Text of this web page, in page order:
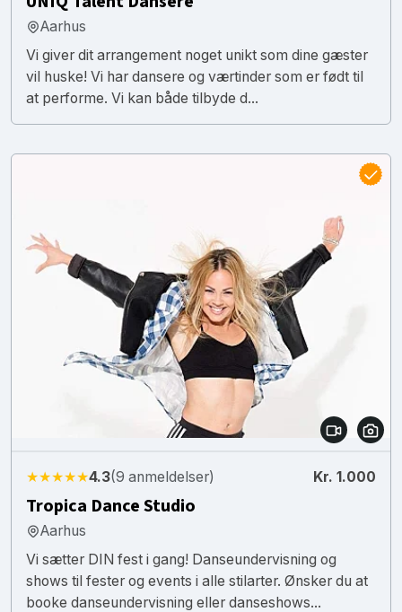
Aarhus
Vi giver dit arrangement noget unikt som dine gæster
vil huske! Vi har dansere og værtinder som er født til
at performe. Vi kan både tilbyde d...
★★★★★4.3(9 anmeldelser) Kr. 1.000
Tropica Dance Studio
Aarhus
Vi sætter DIN fest i gang! Danseundervisning og
shows til fester og events i alle stilarter. Ønsker du at
booke danseundervisning eller danseshows...